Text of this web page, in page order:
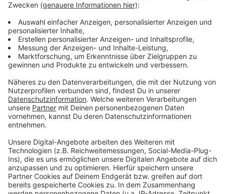
Anzeige
Pink ist die Farbe des Albums
Anzeige
Lady Gaga will mit dem Albumtitel sagen: "Wir sind alle
so unterschiedlich – und das nicht nur bezogen auf
Herkunft und so, sondern unsere Persönlichkeiten sind
so verschieden, aber wir sind uns gleichzeitig auch so
nah. Genau wie die CHROMATISCHEN Töne in der
Musik, immer ein Halbton neben dem nächsten." Lady
Gaga hat das Album in einer harten Zeit geschrieben,
sagt sie. Aber sie hat ihre Freundlichkeit
wiedergefunden und will die nun verbreiten. Denn